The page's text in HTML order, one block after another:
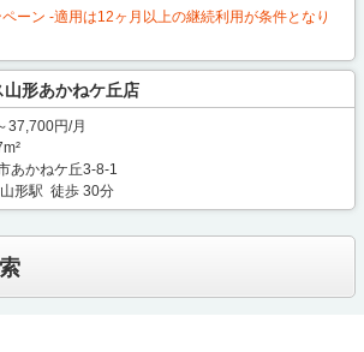
ーン -適用は12ヶ月以上の継続利用が条件となり
形あかねケ丘店
37,700円/月
あかねケ丘3-8-1
山形駅 徒歩 30分